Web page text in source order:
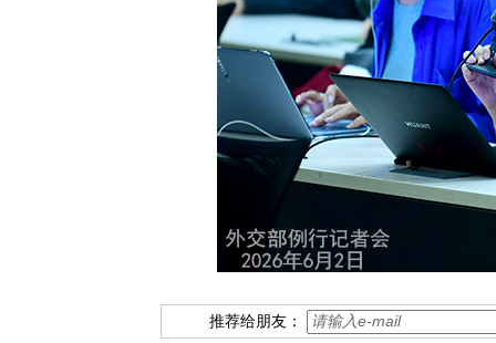
推荐给朋友：